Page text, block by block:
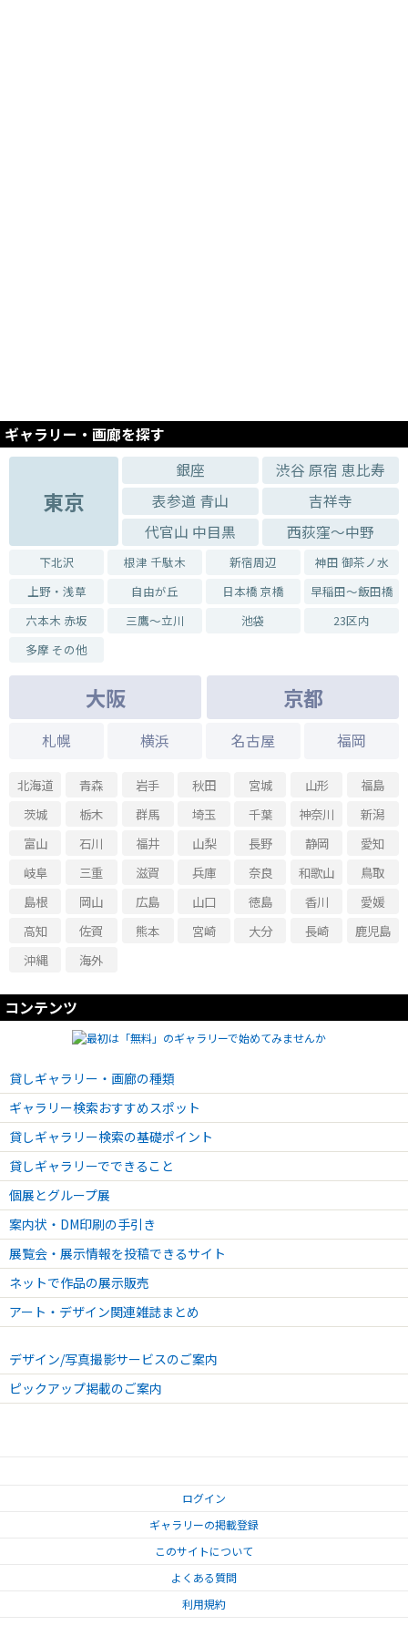
【第26回銀座ぽちっと蚤の市】開催のお知らせ
【靴を変えて楽々一万歩!歩行力UPセミナーvol.43】開催のお知らせ
2023.03.19 - 2023.03.19
【靴を変えて楽々一万歩!歩行力UPセミナーvol.42】開催のお知らせ
2023.02.26 - 2023.02.26
【第25回銀座ぽちっと蚤の市】開催のお知らせ
2023.02.12 - 2023.02.12
『靴を変えて楽々一万歩!歩行力UPセミナーvol.41』開催のお知らせ
『にゃんこにゃんこまつりvol.2』開催のお知らせ
2023.01.15 - 2023.01.15
『靴を変えて楽々一万歩!歩行力UPセミナーvol.40』開催のお知らせ
2022.12.16 - 2022.12.18
『継時の美学展vol.2』開催のお知らせ
2022.12.11 - 2022.12.11
『第24回銀座ぽちっと蚤の市』開催のお知らせ
2022.12.04 - 2022.12.04
『靴を変えて楽々一万歩!歩行力UPセミナーvol.40』開催のお知らせ
2022.12.03 - 2022.12.03
2022.11.13 - 2022.11.13
『靴を変えて楽々一万歩!歩行力UPセミナーvol.39』開催のお知らせ
『靴を変えて楽々一万歩!歩行力UPセミナーvol.38』開催のお知らせ
2022.09.18 - 2022.09.18
『靴を変えて楽々一万歩!歩行力UPセミナーvol.37』開催のお知らせ
2022.09.09 - 2022.09.11
『男の隠れ家展vol.1』開催のお知らせ
2022.08.28 - 2022.08.28
『第22回銀座ぽちっと蚤の市』開催のお知らせ
2022.06.26 - 2022.06.26
『第21回銀座ぽちっと蚤の市』開催のお知らせ
2022.05.15 - 2022.05.15
『靴を変えて楽々一万歩!歩行力UPセミナーvol.36』開催のお知らせ
『銀座ニッティングクラブvol.1』開催のお知らせ
2022.04.24 - 2022.04.24
『第20回銀座ぽちっと蚤の市』開催のお知らせ
『靴を変えて楽々一万歩!歩行力UPセミナーvol.34』開催のお知らせ
『靴を変えて楽々一万歩!歩行力UPセミナーvol.33』開催のお知らせ
ギャラリー・画廊を探す
東京
銀座
渋谷 原宿 恵比寿
表参道 青山
吉祥寺
代官山 中目黒
西荻窪～中野
下北沢 根津 千駄木 新宿周辺
神田 御茶ノ水
上野・浅草
自由が丘 日本橋 京橋
早稲田～飯田橋
六本木 赤坂
三鷹～立川 池袋
23区内
多摩 その他
大阪 京都
札幌 横浜 名古屋 福岡
北海道 青森 岩手 秋田 宮城 山形
福島
茨城
栃木 群馬 埼玉 千葉 神奈川
新潟
富山
石川 福井 山梨 長野 静岡
愛知
岐阜
三重 滋賀 兵庫 奈良 和歌山
鳥取
島根
岡山 広島 山口 徳島 香川
愛媛
高知
佐賀 熊本 宮崎 大分 長崎
鹿児島
沖縄
海外
コンテンツ
貸しギャラリー・画廊の種類
ギャラリー検索おすすめスポット
貸しギャラリー検索の基礎ポイント
貸しギャラリーでできること
個展とグループ展
案内状・DM印刷の手引き
展覧会・展示情報を投稿できるサイト
ネットで作品の展示販売
アート・デザイン関連雑誌まとめ
デザイン/写真撮影サービスのご案内
ピックアップ掲載のご案内
ログイン
ギャラリーの掲載登録
このサイトについて
よくある質問
利用規約